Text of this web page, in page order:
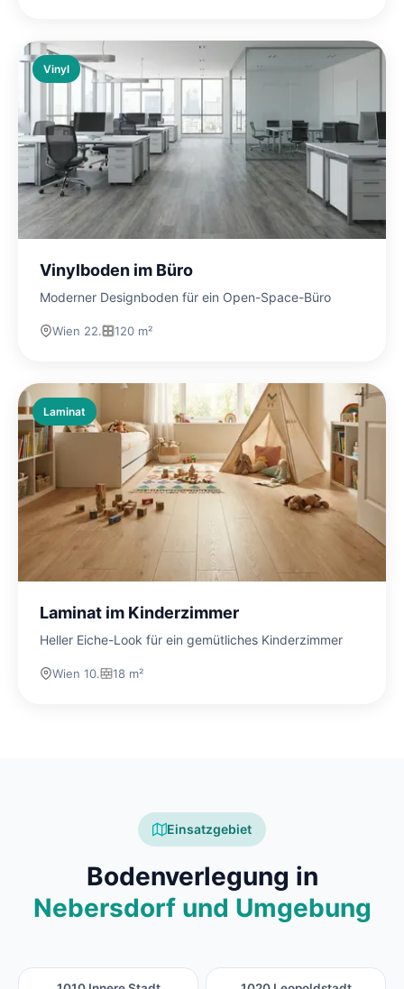
Vinyl
Vinylboden im Büro
Moderner Designboden für ein Open-Space-Büro
Wien 22. 120 m²
Laminat
Laminat im Kinderzimmer
Heller Eiche-Look für ein gemütliches Kinderzimmer
Wien 10. 18 m²
Einsatzgebiet
Bodenverlegung in
Nebersdorf und Umgebung